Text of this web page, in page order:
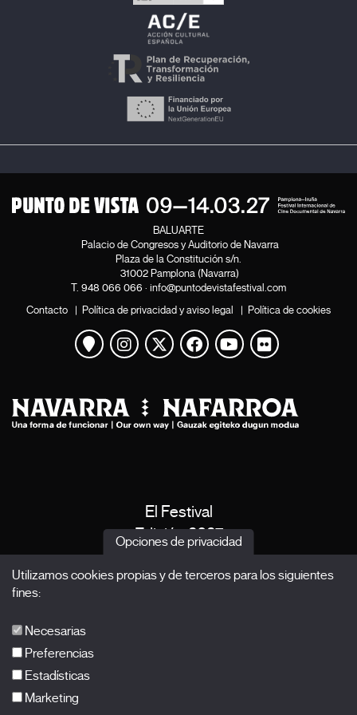
coloniales, situándose más cerca de la experiencia
sensorial que de la narrativa convencional. Destaca,
sobre todo, por su plasticidad y por el trabajo con las
texturas de las imágenes y de las voces. En algunos
momentos, la película se acerca más a la experiencia
de Tania; en otros, a la de Semillites; y en otros, ambas
voces se entrelazan y quedan plenamente integradas,
sostienen más allá de la pantalla.
Ekhiñe Etxeberria
BALUARTE
Palacio de Congresos y Auditorio de Navarra
Plaza de la Constitución s/n.
31002 Pamplona (Navarra)
T. 948 066 066 · info@puntodevistafestival.com
Contacto | Política de privacidad y aviso legal | Política de cookies
Ver mapa
Instagram
Twitter
Facebook
Youtube
Flickr
El Festival
Edición 2027
Acreditaciones
Opciones de privacidad
Utilizamos cookies propias y de terceros para los siguientes
fines:
Necesarias
Preferencias
Estadísticas
Marketing